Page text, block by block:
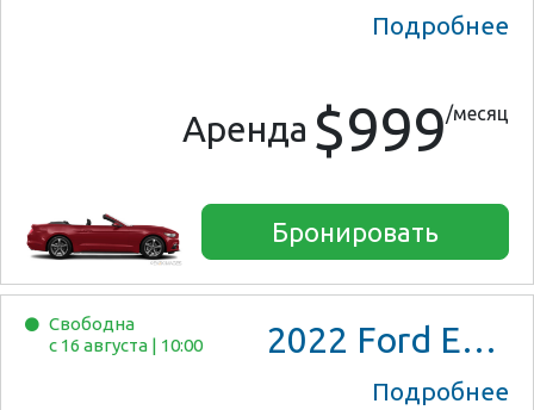
Подробнее
Аренда $999/месяц
Бронировать
Свободна
с 16 августа | 10:00 2022 Ford Escape SE
Подробнее